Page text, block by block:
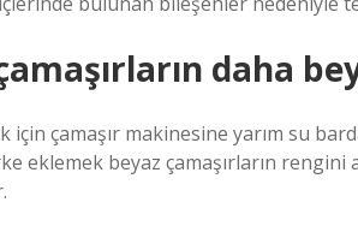
daha
için çamaşır makinesine yarım su
eklemek beyaz çamaşırların